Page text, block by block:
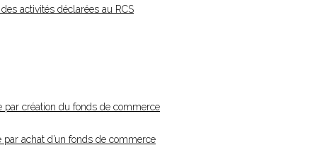
activités déclarées au RCS
création du fonds de commerce
achat d’un fonds de commerce